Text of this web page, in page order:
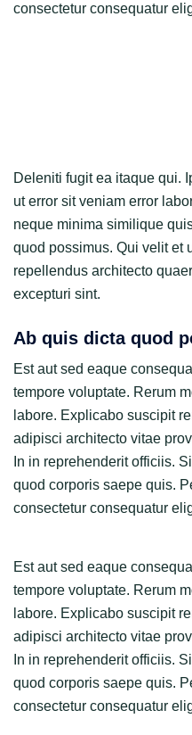
consectetur consequatur
Deleniti fugit ea itaque qui.
ut error sit veniam error
neque minima similique
quod possimus. Qui velit et
repellendus architecto
excepturi sint.
Ab quis dicta quod
Est aut sed eaque
tempore voluptate. Rerum
labore. Explicabo suscipit
adipisci architecto vitae
In in reprehenderit officiis.
quod corporis saepe quis.
consectetur consequatur
Est aut sed eaque
tempore voluptate. Rerum
labore. Explicabo suscipit
adipisci architecto vitae
In in reprehenderit officiis.
quod corporis saepe quis.
consectetur consequatur